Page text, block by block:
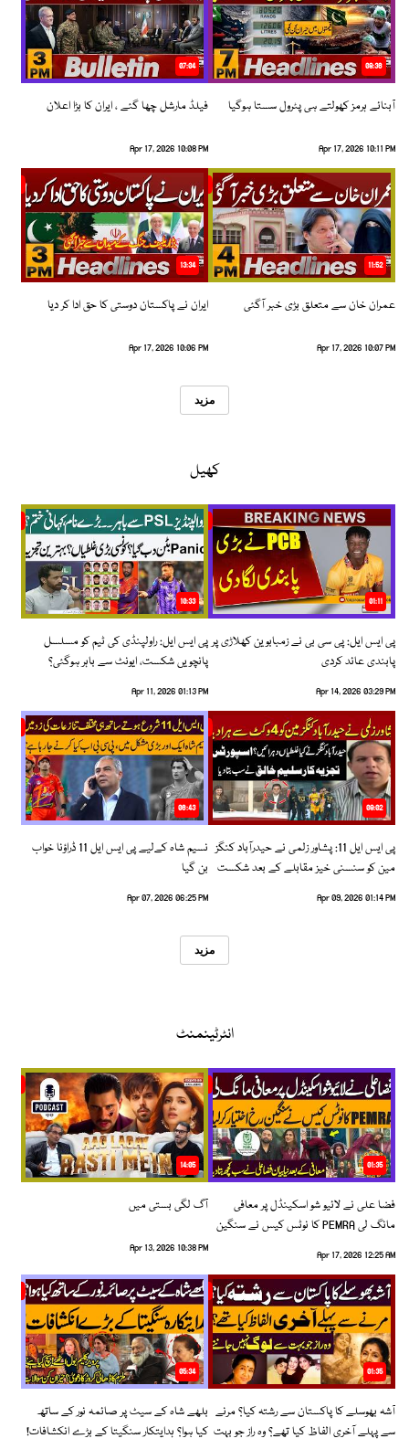
08:36
آبنائے ہرمز کھولتے ہی پٹرول سستا ہوگیا
Apr 17, 2026 10:11 PM
07:04
فیلڈ مارشل چھا گئے ، ایران کا بڑا اعلان
Apr 17, 2026 10:08 PM
11:52
عمران خان سے متعلق بڑی خبر آگئی
Apr 17, 2026 10:07 PM
13:34
ایران نے پاکستان دوستی کا حق ادا کر دیا
Apr 17, 2026 10:06 PM
مزید
کھیل
01:11
پی ایس ایل: پی سی بی نے زمبابوین کھلاڑی پر
پابندی عائد کردی
Apr 14, 2026 03:29 PM
10:33
پی ایس ایل: راولپنڈی کی ٹیم کو مسلسل
پانچویں شکست، ایونٹ سے باہر ہوگئی؟
Apr 11, 2026 01:13 PM
09:02
پی ایس ایل 11: پشاور زلمی نے حیدرآباد کنگز
مین کو سنسنی خیز مقابلے کے بعد شکست
Apr 09, 2026 01:14 PM
06:43
نسیم شاہ کےلیے پی ایس ایل 11 ڈراؤنا خواب
بن گیا
Apr 07, 2026 06:25 PM
مزید
انٹرٹینمنٹ
01:35
فضا علی نے لائیو شو اسکینڈل پر معافی
مانگ لی PEMRA کا نوٹس کیس نے سنگین
Apr 17, 2026 12:25 AM
14:05
آگ لگی بستی میں
Apr 13, 2026 10:38 PM
01:35
آشہ بھوسلے کا پاکستان سے رشتہ کیا؟ مرنے
سے پہلے آخری الفاظ کیا تھے؟ وہ راز جو بہت
05:34
بلھے شاہ کے سیٹ پر صائمہ نور کے ساتھ
کیا ہوا؟ ہدایتکار سنگیتا کے بڑے انکشافات!